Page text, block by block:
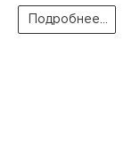
Подробнее...